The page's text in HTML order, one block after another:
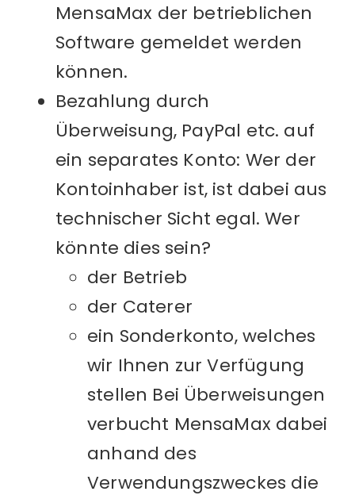
MensaMax der betrieblichen
Software gemeldet werden
können.
Bezahlung durch
Überweisung, PayPal etc. auf
ein separates Konto: Wer der
Kontoinhaber ist, ist dabei aus
technischer Sicht egal. Wer
könnte dies sein?
der Betrieb
der Caterer
ein Sonderkonto, welches
wir Ihnen zur Verfügung
stellen Bei Überweisungen
verbucht MensaMax dabei
anhand des
Verwendungszweckes die